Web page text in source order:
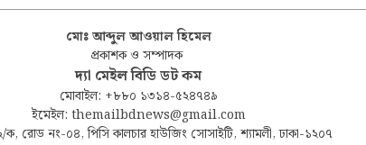
মোঃ আব্দুল আওয়াল হিমেল
প্রকাশক ও সম্পাদক
দ্যা মেইল বিডি ডট কম
মোবাইল: +৮৮০ ১৩১৪-৫২৪৭৪৯
ইমেইল: themailbdnews@gmail.com
ক, রোড নং-০৪, পিসি কালচার হাউজিং সোসাইটি, শ্যামলী, ঢাকা-১২০৭